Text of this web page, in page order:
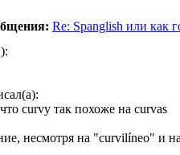
Re: Spanglish или как
curvy так похоже на curvas
несмотря на "curvilíneo" и